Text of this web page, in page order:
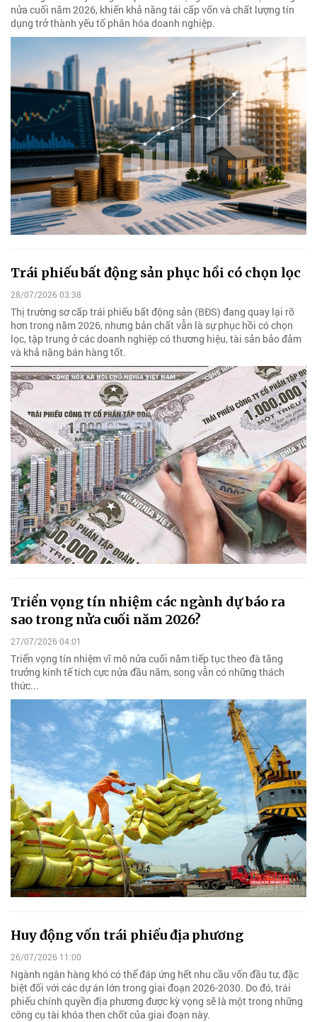
nửa cuối năm 2026, khiến khả năng tái cấp vốn và chất lượng tín
dụng trở thành yếu tố phân hóa doanh nghiệp.
Trái phiếu bất động sản phục hồi có chọn lọc
28/07/2026 03:38
Thị trường sơ cấp trái phiếu bất động sản (BĐS) đang quay lại rõ
hơn trong năm 2026, nhưng bản chất vẫn là sự phục hồi có chọn
lọc, tập trung ở các doanh nghiệp có thương hiệu, tài sản bảo đảm
và khả năng bán hàng tốt.
Triển vọng tín nhiệm các ngành dự báo ra
sao trong nửa cuối năm 2026?
27/07/2026 04:01
Triển vọng tín nhiệm vĩ mô nửa cuối năm tiếp tục theo đà tăng
trưởng kinh tế tích cực nửa đầu năm, song vẫn có những thách
thức...
Huy động vốn trái phiếu địa phương
26/07/2026 11:00
Ngành ngân hàng khó có thể đáp ứng hết nhu cầu vốn đầu tư, đặc
biệt đối với các dự án lớn trong giai đoạn 2026-2030. Do đó, trái
phiếu chính quyền địa phương được kỳ vọng sẽ là một trong những
công cụ tài khóa then chốt của giai đoạn này.